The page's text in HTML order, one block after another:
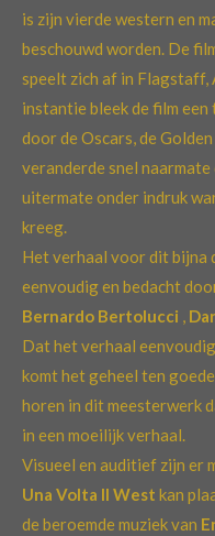
is zijn vierde western en
beschouwd worden. De
speelt zich af in Flagstaff,
instantie bleek de film
door de Oscars, de
veranderde snel
uitermate onder indruk
kreeg.
Het verhaal voor dit bijna
eenvoudig en bedacht
Bernardo Bertolucci ,
Dat het verhaal
komt het geheel ten
horen in dit meesterwerk
in een moeilijk verhaal.
Visueel en auditief zijn er
Una Volta Il West kan
de beroemde muziek van